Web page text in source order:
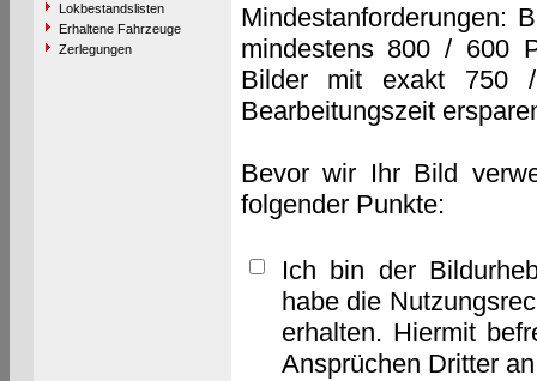
Lokbestandslisten
Erhaltene Fahrzeuge
Zerlegungen
Mindestanforderungen:
mindestens 800 / 600
Bilder mit exakt 750
Bearbeitungszeit
Bevor wir Ihr Bild
folgender Punkte:
Ich bin der
habe die
erhalten. Hiermit
Ansprüchen Dritter